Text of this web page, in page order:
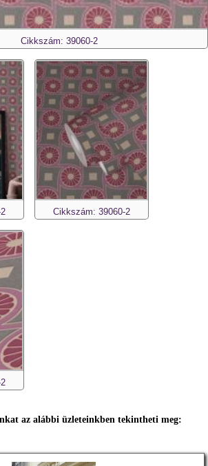
Cikkszám: 39060-2
Cikkszám: 39060-2
az alábbi üzleteinkben tekintheti meg: